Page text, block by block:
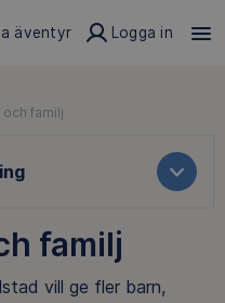
äventyr Logga in
och familj
familj
vill ge fler barn,